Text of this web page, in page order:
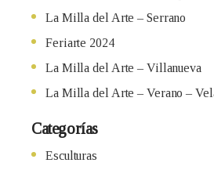
La Milla del Arte – Serrano
Feriarte 2024
La Milla del Arte – Villanueva
La Milla del Arte – Verano –
Categorías
Esculturas